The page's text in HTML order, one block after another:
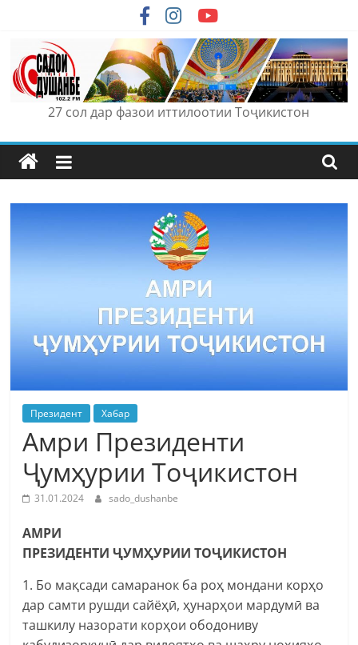
content
27 сол дар фазои иттилоотии Тоҷикистон
Президент Хабар
Амри Президенти
Ҷумҳурии Тоҷикистон
31.01.2024 sado_dushanbe
АМРИ
ПРЕЗИДЕНТИ ҶУМҲУРИИ ТОҶИКИСТОН
1. Бо мақсади самаранок ба роҳ мондани корҳо
дар самти рушди сайёҳӣ, ҳунарҳои мардумӣ ва
ташкилу назорати корҳои ободониву